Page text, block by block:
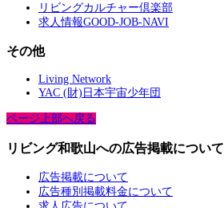
リビングカルチャー倶楽部
求人情報GOOD-JOB-NAVI
その他
Living Network
YAC (財)日本宇宙少年団
ページ上部へ戻る
リビング和歌山への広告掲載について
広告掲載について
広告種別掲載料金について